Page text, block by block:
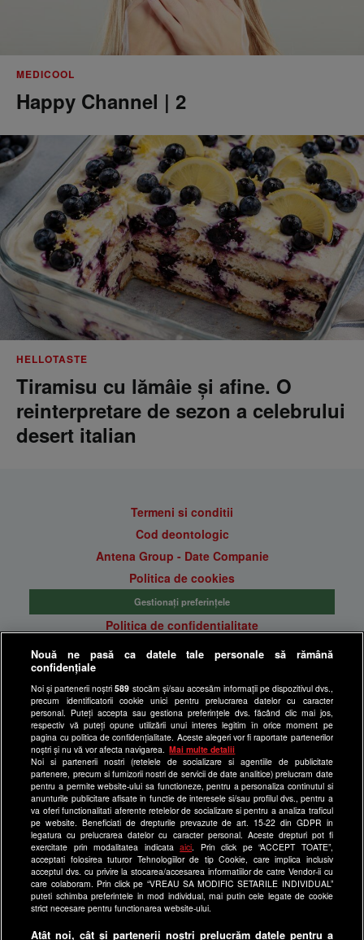
MEDICOOL
Happy Channel | 2
HELLOTASTE
Tiramisu cu lămâie și afine. O
reinterpretare de sezon a celebrului
desert italian
Termeni si conditii
Cod deontologic
Antena Group - Date Companie
Politica de cookies
Gestionați preferințele
Politica de confidentialitate
Anunturi gratuite pe Lajumate.ro
Program Happy Channel
Echipa editorială
Site-uri Antena Group
a1.ro
antenastars.ro
as.ro
catine.ro
chefi.ro
deparinti.ro
medicool.ro
Nouă ne pasă ca datele tale personale să rămână
confidențiale
Noi și partenerii noștri589 stocăm și/sau accesăm informații pe dispozitivul dvs.,
precum identificatorii cookie unici pentru prelucrarea datelor cu caracter
personal. Puteți accepta sau gestiona preferințele dvs. făcând clic mai jos,
respectiv vă puteți opune utilizării unui interes legitim în orice moment pe
pagina cu politica de confidențialitate. Aceste alegeri vor fi raportate partenerilor
noștri și nu vă vor afecta navigarea.
Mai multe detalii
Noi si partenerii nostri (retelele de socializare si agentiile de publicitate
partenere, precum si furnizorii nostri de servicii de date analitice) prelucram date
pentru a permite website-ului sa functioneze, pentru a personaliza continutul si
anunturile publicitare afisate in functie de interesele si/sau profilul dvs., pentru a
va oferi functionalitati aferente retelelor de socializare si pentru a analiza traficul
pe website. Beneficiati de drepturile prevazute de art. 15-22 din GDPR in
legatura cu prelucrarea datelor cu caracter personal. Aceste drepturi pot fi
exercitate prin modalitatea indicataaici . Prin click pe “ACCEPT TOATE”,
acceptati folosirea tuturor Tehnologiilor de tip Cookie, care implica inclusiv
acceptul dvs. cu privire la stocarea/accesarea informatiilor de catre Vendor-ii cu
care colaboram. Prin click pe “VREAU SA MODIFIC SETARILE INDIVIDUAL”
puteti schimba preferintele in mod individual, mai putin cele legate de cookie
strict necesare pentru functionarea website-ului.
Atât noi, cât și partenerii noștri prelucrăm datele pentru a